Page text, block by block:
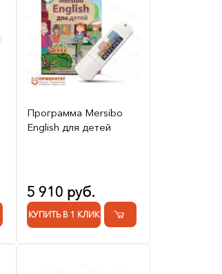
Программа Mersibo
English для детей
5 910 руб.
КУПИТЬ В 1 КЛИК